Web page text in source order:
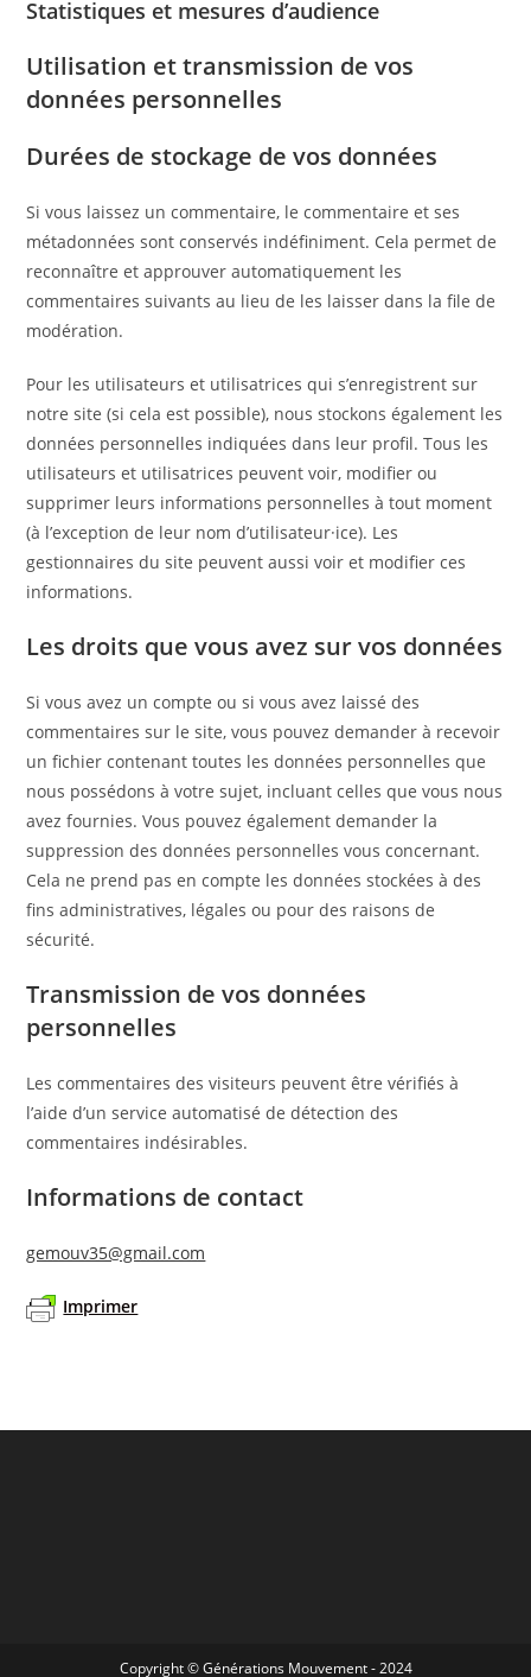
Statistiques et mesures d’audience
Utilisation et transmission de vos
données personnelles
Durées de stockage de vos données
Si vous laissez un commentaire, le commentaire et ses
métadonnées sont conservés indéfiniment. Cela permet de
reconnaître et approuver automatiquement les
commentaires suivants au lieu de les laisser dans la file de
modération.
Pour les utilisateurs et utilisatrices qui s’enregistrent sur
notre site (si cela est possible), nous stockons également les
données personnelles indiquées dans leur profil. Tous les
utilisateurs et utilisatrices peuvent voir, modifier ou
supprimer leurs informations personnelles à tout moment
(à l’exception de leur nom d’utilisateur·ice). Les
gestionnaires du site peuvent aussi voir et modifier ces
informations.
Les droits que vous avez sur vos données
Si vous avez un compte ou si vous avez laissé des
commentaires sur le site, vous pouvez demander à recevoir
un fichier contenant toutes les données personnelles que
nous possédons à votre sujet, incluant celles que vous nous
avez fournies. Vous pouvez également demander la
suppression des données personnelles vous concernant.
Cela ne prend pas en compte les données stockées à des
fins administratives, légales ou pour des raisons de
sécurité.
Transmission de vos données
personnelles
Les commentaires des visiteurs peuvent être vérifiés à
l’aide d’un service automatisé de détection des
commentaires indésirables.
Informations de contact
gemouv35@gmail.com
Imprimer
Copyright © Générations Mouvement - 2024